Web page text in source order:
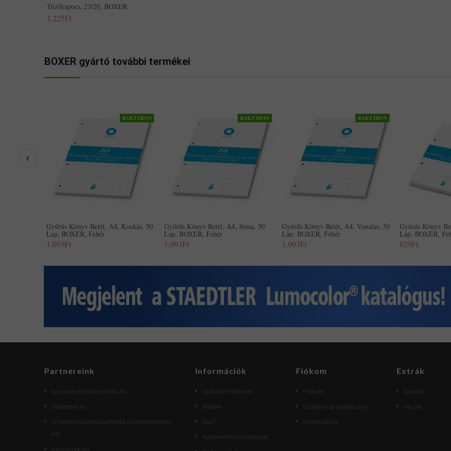
Tűzőkapocs, 23/20, BOXER
1,225Ft
BOXER gyártó további termékei
RAKTÁRON
Gyűrűs Könyv Betét, A4, Kockás, 50
Lap, BOXER, Fehér
1,093Ft
RAKTÁRON
Gyűrűs Könyv Betét, A4, Sima, 50
Lap, BOXER, Fehér
1,093Ft
RAKTÁRON
Gyűrűs Könyv Betét, A4, Vonalas, 50
Lap, BOXER, Fehér
1,093Ft
Gyűrűs Könyv
Lap, BOXER,
629Ft
Partnereink
kecskemetirodatechnika.hu
Etikettem.hu
IT Pavilon Számítástechnika és Irodatechnika
Kft.
Beszerzek.hu
Információk
Szállítási feltételek
Rólunk
ÁSZF
Adatvédelmi nyilatkozat
Fiókom
Fiókom
Eddigi megrendeléseim
Kívánságlista
Extrák
Gyártók
Akciók